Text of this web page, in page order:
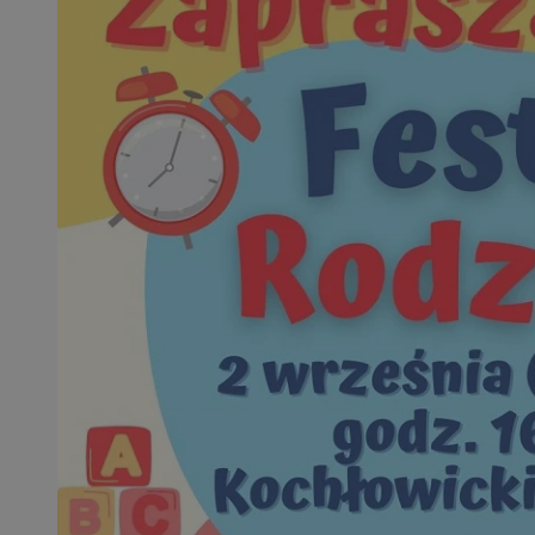
SessID
QeSessID
msToken
__cf_bm
__cf_bm